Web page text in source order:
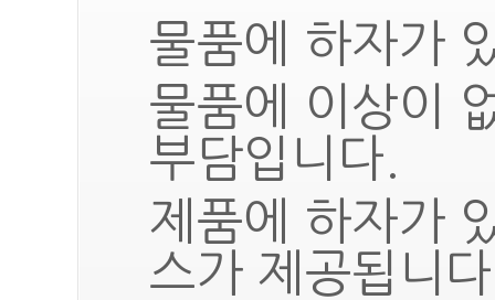
물품에 하자가
물품에 이상이
부담입니다.
제품에 하자가
스가 제공됩니